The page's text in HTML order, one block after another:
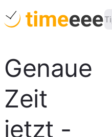
Genaue
Zeit
jetzt -